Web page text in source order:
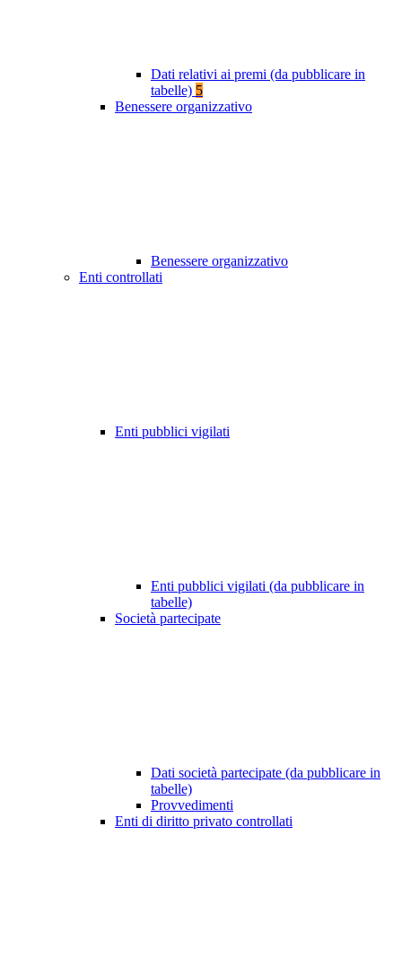
Dati relativi ai premi (da pubblicare in
tabelle) 5
Benessere organizzativo
Benessere organizzativo
Enti controllati
Enti pubblici vigilati
Enti pubblici vigilati (da pubblicare in
tabelle)
Società partecipate
Dati società partecipate (da pubblicare in
tabelle)
Provvedimenti
Enti di diritto privato controllati